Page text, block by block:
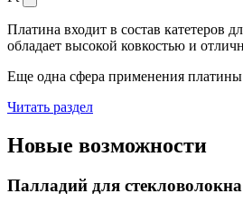
Платина входит в состав катетеров
обладает высокой ковкостью и
Еще одна сфера применения
Читать раздел
Новые возможности
Палладий для стекловолокна